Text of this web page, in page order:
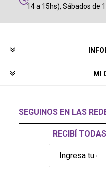
14 a 15hs), Sábados de
MI
SEGUINOS EN LAS
RECIBÍ